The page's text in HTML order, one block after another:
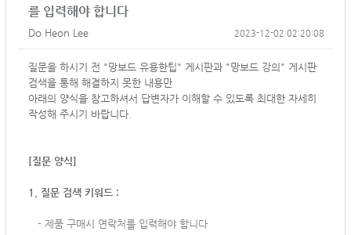
를 입력해야 합니다
Do Heon Lee 2023-12-02 02:20:08
질문을 하시기 전 "망보드 유용한팁" 게시판과 "망보드 강의" 게시판
검색을 통해 해결하지 못한 내용만
아래의 양식을 참고하셔서 답변자가 이해할 수 있도록 최대한 자세히
작성해 주시기 바랍니다.
[질문 양식]
1. 질문 검색 키워드 :
- 제품 구매시 연락처를 입력해야 합니다